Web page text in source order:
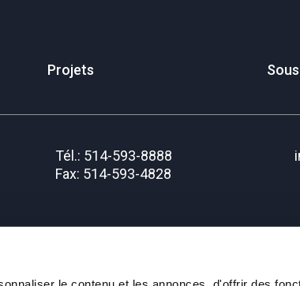
Projets
Tél.: 514-593-8888
Fax: 514-593-4828